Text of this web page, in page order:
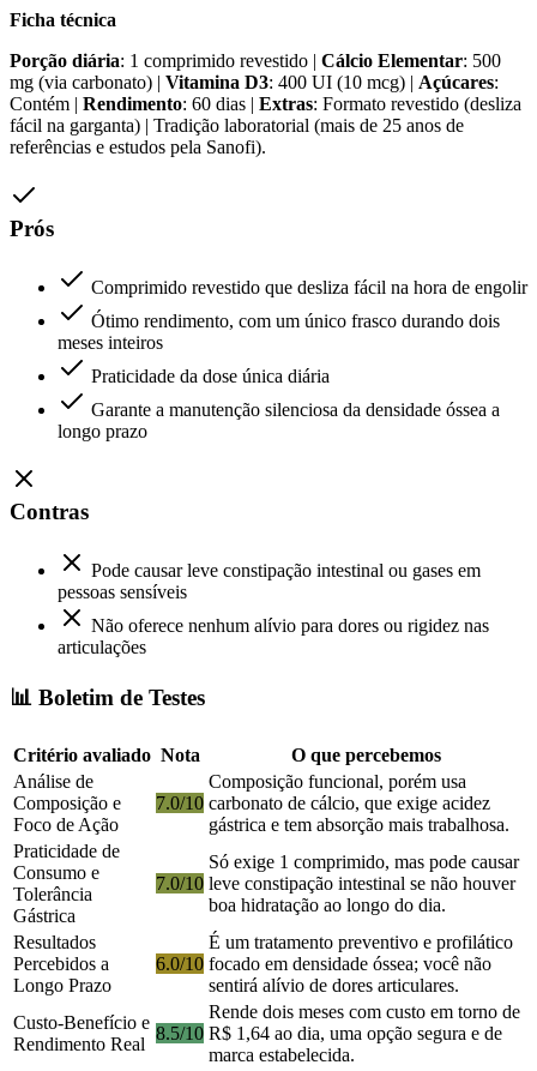
Ficha técnica
Porção diária: 1 comprimido revestido | Cálcio Elementar: 500
mg (via carbonato) | Vitamina D3: 400 UI (10 mcg) | Açúcares:
Contém | Rendimento: 60 dias | Extras: Formato revestido (desliza
fácil na garganta) | Tradição laboratorial (mais de 25 anos de
referências e estudos pela Sanofi).
Prós
Comprimido revestido que desliza fácil na hora de engolir
Ótimo rendimento, com um único frasco durando dois
meses inteiros
Praticidade da dose única diária
Garante a manutenção silenciosa da densidade óssea a
longo prazo
Contras
Pode causar leve constipação intestinal ou gases em
pessoas sensíveis
Não oferece nenhum alívio para dores ou rigidez nas
articulações
📊 Boletim de Testes
Critério avaliado Nota
O que percebemos
Análise de
Composição e
Foco de Ação
7.0/10
Composição funcional, porém usa
carbonato de cálcio, que exige acidez
gástrica e tem absorção mais trabalhosa.
Praticidade de
Consumo e
Tolerância
Gástrica
7.0/10
Só exige 1 comprimido, mas pode causar
leve constipação intestinal se não houver
boa hidratação ao longo do dia.
Resultados
Percebidos a
Longo Prazo
6.0/10
É um tratamento preventivo e profilático
focado em densidade óssea; você não
sentirá alívio de dores articulares.
Custo-Benefício e
Rendimento Real
8.5/10
Rende dois meses com custo em torno de
R$ 1,64 ao dia, uma opção segura e de
marca estabelecida.